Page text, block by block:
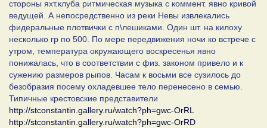
стороны яхт.клуба ритмическая музыка с коммент. явно кривой
ведущей. А непосредственно из реки Невы извлекались
фидеральные плотвички с п\лешиками. Один шт. на килоху
несколько гр по 500. По мере передвижения ночи ко встрече с
утром, температура окружающего воскресенья явно
понижалась, что в соответствии с физ. законом привело и к
сужению размеров рыпов. Часам к восьми все сузилось до
безобразия посему охладевшее тело перенесено в семью.
Типичные крестовские представители
http://stconstantin.gallery.ru/watch?ph=gwc-OrRL
http://stconstantin.gallery.ru/watch?ph=gwc-OrRD